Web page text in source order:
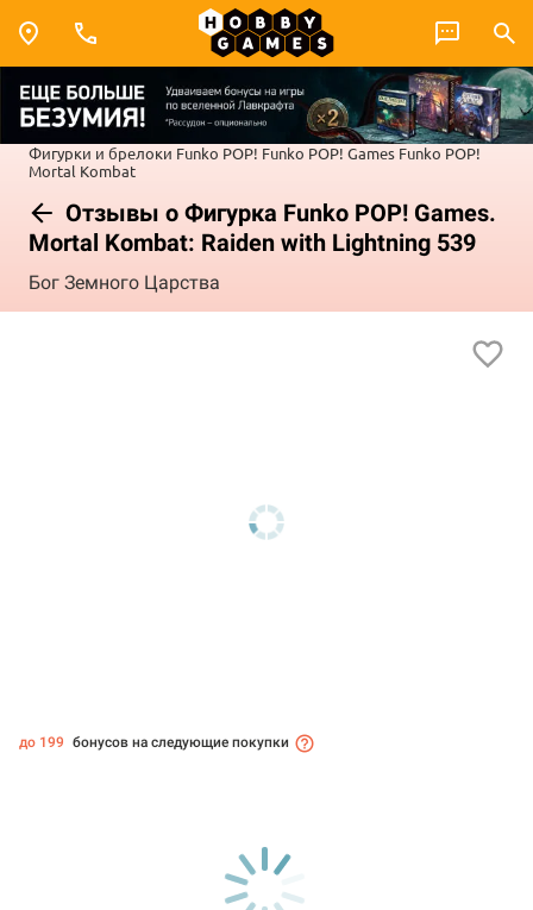
Фигурки и брелоки Funko POP! Funko POP! Games Funko POP!
Mortal Kombat
Отзывы о Фигурка Funko POP! Games.
Mortal Kombat: Raiden with Lightning 539
Бог Земного Царства
до 199 бонусов на следующие покупки